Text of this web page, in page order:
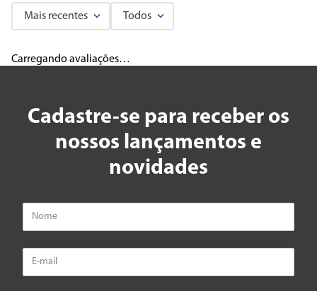
Mais recentes Todos
Carregando avaliações…
Cadastre-se para receber os
nossos lançamentos e
novidades